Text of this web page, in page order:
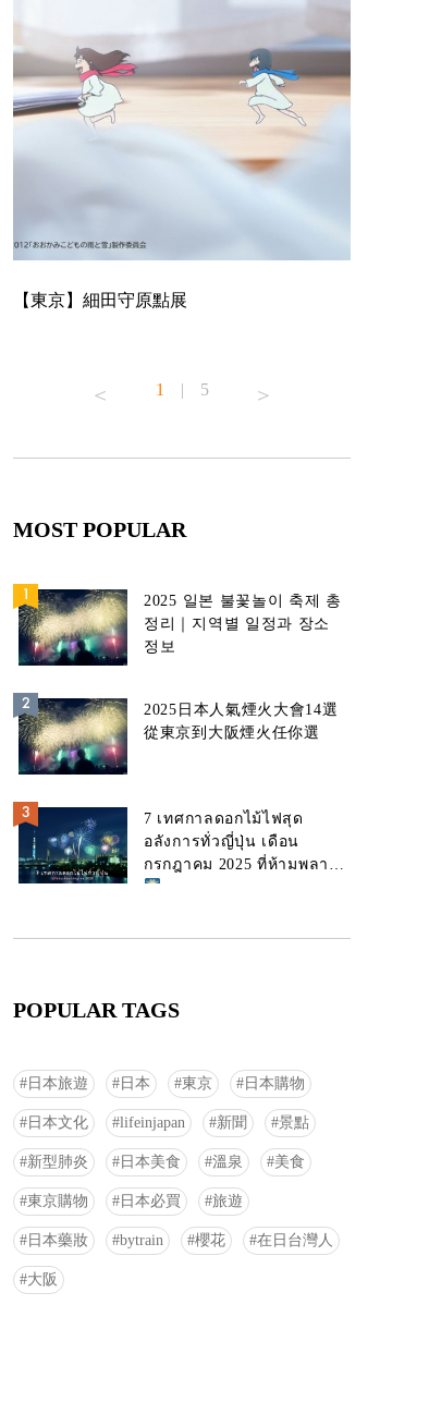
【東京】細田守原點展
1 | 5
MOST POPULAR
2025 일본 불꽃놀이 축제 총
정리｜지역별 일정과 장소
정보
2025日本人氣煙火大會14選
從東京到大阪煙火任你選
7 เทศกาลดอกไม้ไฟสุด
อลังการทั่วญี่ปุ่น เดือน
กรกฎาคม 2025 ที่ห้ามพลาด!
POPULAR TAGS
日本旅遊 日本 東京 日本購物
日本文化 lifeinjapan 新聞 景點
新型肺炎 日本美食 溫泉 美食
東京購物 日本必買 旅遊
日本藥妝 bytrain 櫻花 在日台灣人
大阪